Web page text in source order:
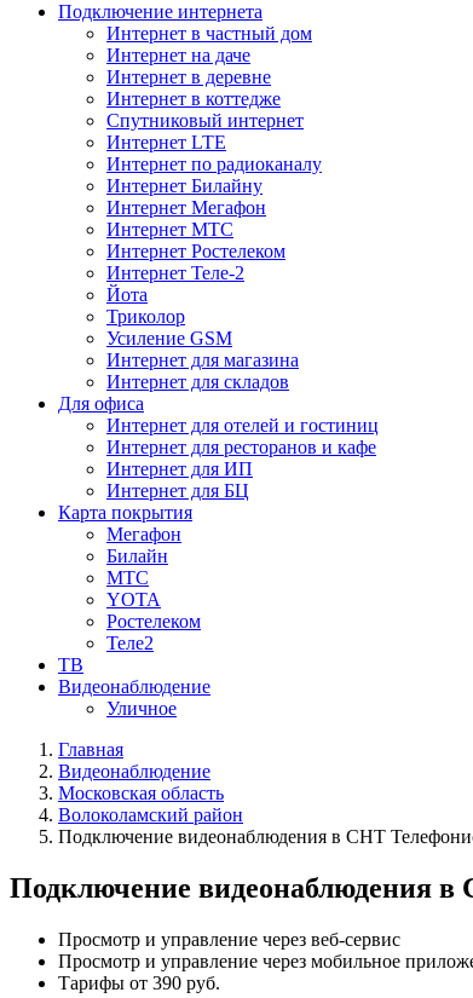
Подключение интернета
Интернет в частный дом
Интернет на даче
Интернет в деревне
Интернет в коттедже
Спутниковый интернет
Интернет LTE
Интернет по радиоканалу
Интернет Билайну
Интернет Мегафон
Интернет МТС
Интернет Ростелеком
Интернет Теле-2
Йота
Триколор
Усиление GSM
Интернет для магазина
Интернет для складов
Для офиса
Интернет для отелей и гостиниц
Интернет для ресторанов и кафе
Интернет для ИП
Интернет для БЦ
Карта покрытия
Мегафон
Билайн
МТС
YOTA
Ростелеком
Теле2
ТВ
Видеонаблюдение
Уличное
Главная
Видеонаблюдение
Московская область
Волоколамский район
Подключение видеонаблюдения в СНТ
Подключение видеонаблюдения в
Просмотр и управление через веб-сервис
Просмотр и управление через мобильное
Тарифы от 390 руб.